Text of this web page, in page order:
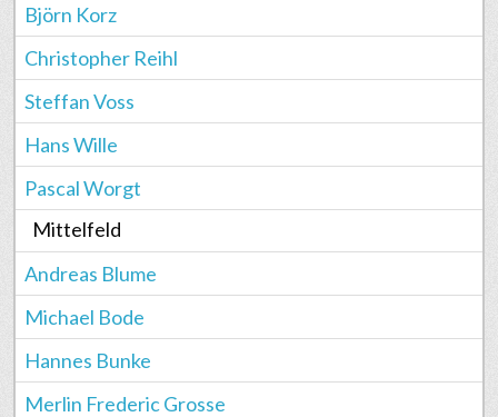
Björn Korz
Christopher Reihl
Steffan Voss
Hans Wille
Pascal Worgt
Mittelfeld
Andreas Blume
Michael Bode
Hannes Bunke
Merlin Frederic Grosse